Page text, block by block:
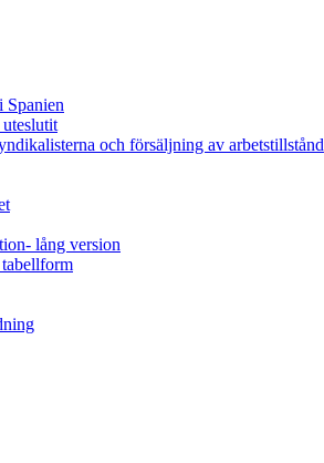
Spanien
och försäljning av arbetstillstånd
lång version